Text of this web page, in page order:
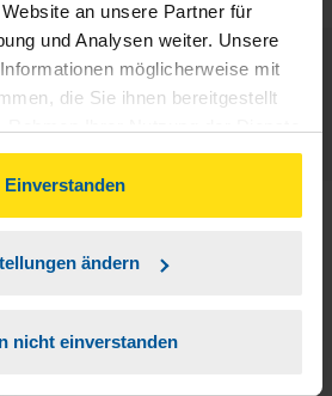
an unsere Partner für
und Analysen weiter. Unsere
möglicherweise mit
die Sie ihnen bereitgestellt
Sie auf Einverstanden klicken,
von Cookies, gemäß
Einverstanden
ändern
nicht einverstanden
Deutsch
mehreren Sprachen finden Sie, wenn
Sprache Deutsch klicken.